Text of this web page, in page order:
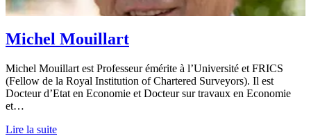
Michel Mouillart
Michel Mouillart est Professeur émérite à l’Université et FRICS
(Fellow de la Royal Institution of Chartered Surveyors). Il est
Docteur d’Etat en Economie et Docteur sur travaux en Economie
et…
Lire la suite